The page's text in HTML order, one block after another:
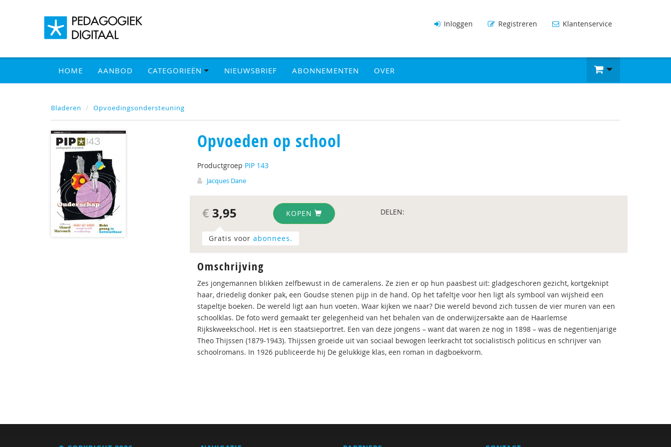
Inloggen Registreren Klantenservice
HOME AANBOD CATEGORIEËN NIEUWSBRIEF ABONNEMENTEN OVER
Bladeren Opvoedingsondersteuning
Opvoeden op school
Productgroep PIP 143
Jacques Dane
€ 3,95 KOPEN DELEN:
Gratis voor abonnees.
Omschrijving
Zes jongemannen blikken zelfbewust in de cameralens. Ze zien er op hun paasbest uit: gladgeschoren gezicht, kortgeknipt
haar, driedelig donker pak, een Goudse stenen pijp in de hand. Op het tafeltje voor hen ligt als symbool van wijsheid een
stapeltje boeken. De wereld ligt aan hun voeten. Waar kijken we naar? Die wereld bevond zich tussen de vier muren van een
schoolklas. De foto werd gemaakt ter gelegenheid van het behalen van de onderwijzersakte aan de Haarlemse
Rijkskweekschool. Het is een staatsieportret. Een van deze jongens – want dat waren ze nog in 1898 – was de negentienjarige
Theo Thijssen (1879-1943). Thijssen groeide uit van sociaal bewogen leerkracht tot socialistisch politicus en schrijver van
schoolromans. In 1926 publiceerde hij De gelukkige klas, een roman in dagboekvorm.